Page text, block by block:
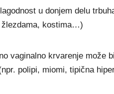
u donjem delu
žlezdama, kostima…)
vaginalno krvarenje može
polipi, miomi, tipična